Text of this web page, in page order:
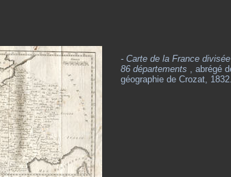
- Carte de la France
86 départements , abrégé
géographie de Crozat, 1832.